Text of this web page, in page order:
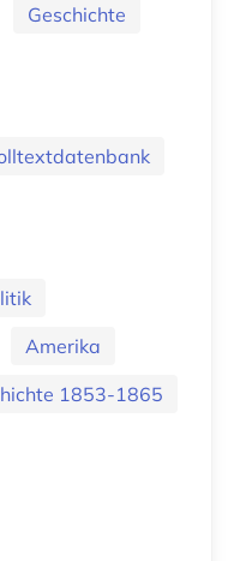
Geschichte
Amerika
1853-1865